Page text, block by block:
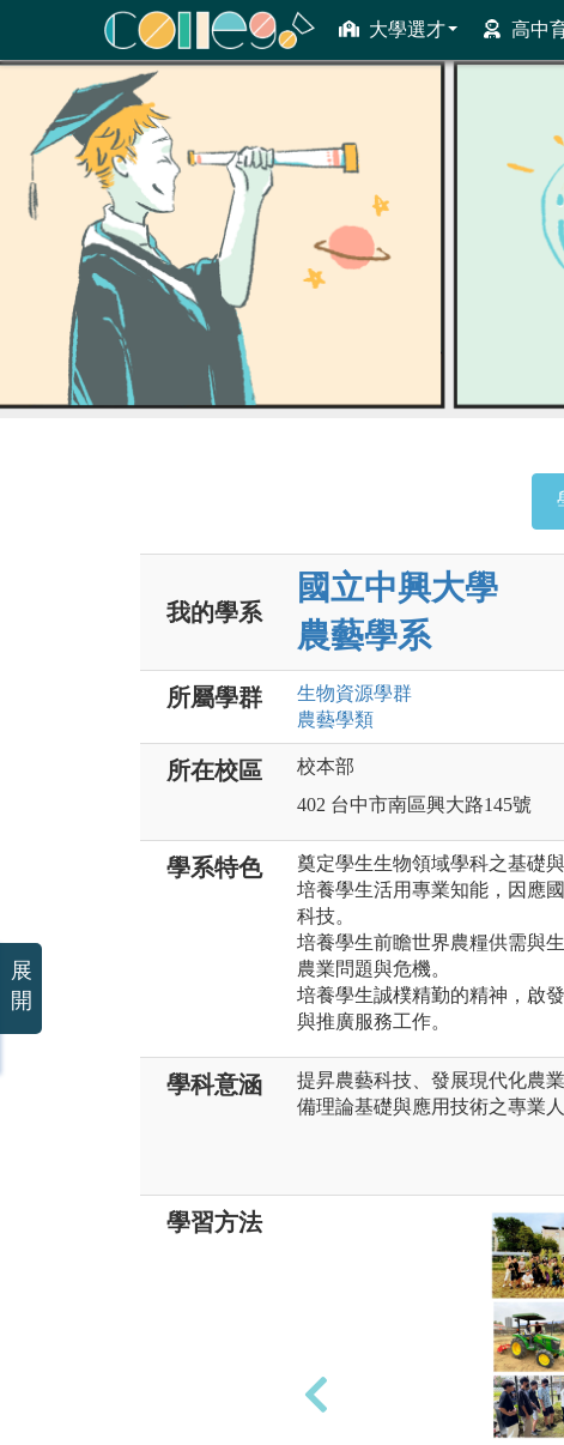
大學選才 高中
ColleGo! 大學選才與高中育才輔助系統
我的學系
國立中興大學
農藝學系
所屬學群 生物資源學群
農藝學類
所在校區
校本部
402 台中市南區興大路145號
學系特色
奠定學生生物領域學科之基礎
培養學生活用專業知能，因應
科技。
培養學生前瞻世界農糧供需與
農業問題與危機。
培養學生誠樸精勤的精神，啟
與推廣服務工作。
學科意涵
提昇農藝科技、發展現代化農
備理論基礎與應用技術之專業人
學習方法
展
開